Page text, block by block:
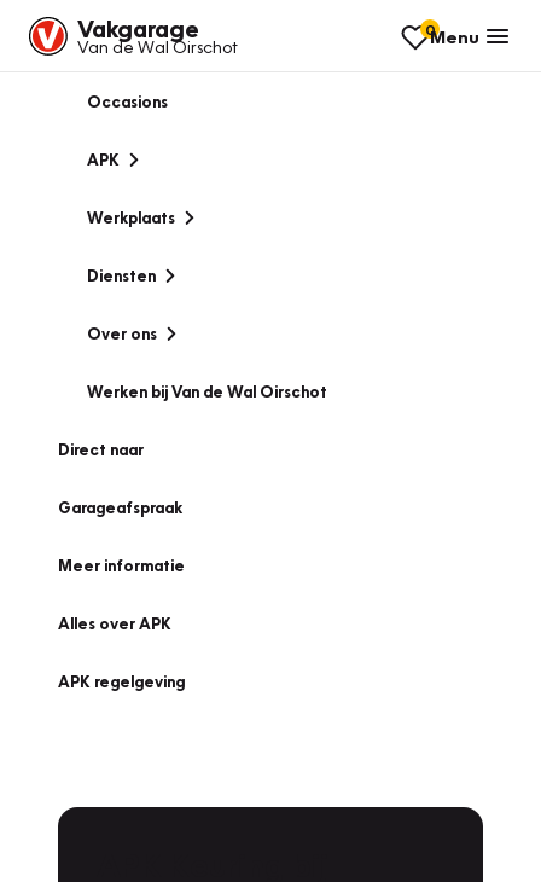
Vakgarage
Van de Wal Oirschot
0Menu
Occasions
APK
Werkplaats
Diensten
Over ons
Werken bij Van de Wal Oirschot
Direct naar
Garageafspraak
Meer informatie
Alles over APK
APK regelgeving